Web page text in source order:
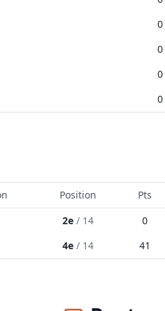
0
0
0
0
Position Pts
2e/ 14 0
4e/ 14 41